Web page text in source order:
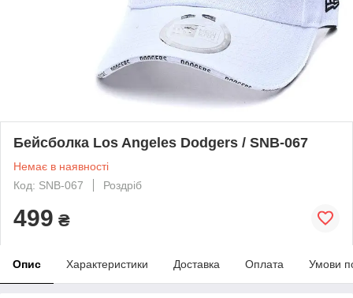
Бейсболка Los Angeles Dodgers / SNB-067
Немає в наявності
Код: SNB-067
Роздріб
499 ₴
Опис Характеристики Доставка Оплата Умови